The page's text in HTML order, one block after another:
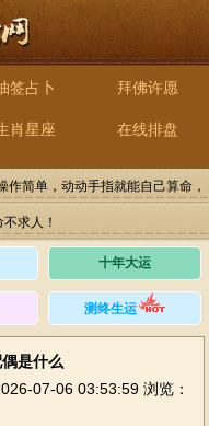
签占卜 拜佛许愿
肖星座 在线排盘
简单，动动手指就能自己算命，
求人！
十年大运
测终生运
是什么
07-06 03:53:59 浏览：